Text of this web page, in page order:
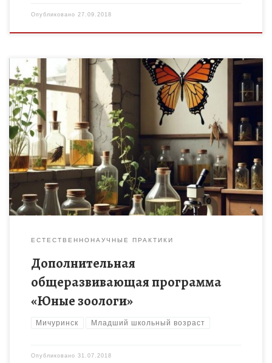
Опубликовано 27.09.2018
Формирование у детей младшего школьного возраста
базовых знаний о многообразии животного мира
ЕСТЕСТВЕННОНАУЧНЫЕ ПРАКТИКИ
Дополнительная
общеразвивающая программа
«Юные зоологи»
Мичуринск Младший школьный возраст
Опубликовано 31.07.2018